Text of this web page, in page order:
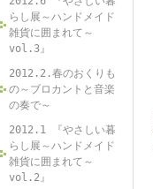
らし展～ハンドメイド
雑貨に囲まれて～
vol.3』
2012.2.春のおくりも
の～ブロカントと音楽
の奏で～
2012.1 『やさしい暮
らし展～ハンドメイド
雑貨に囲まれて～
vol.2』